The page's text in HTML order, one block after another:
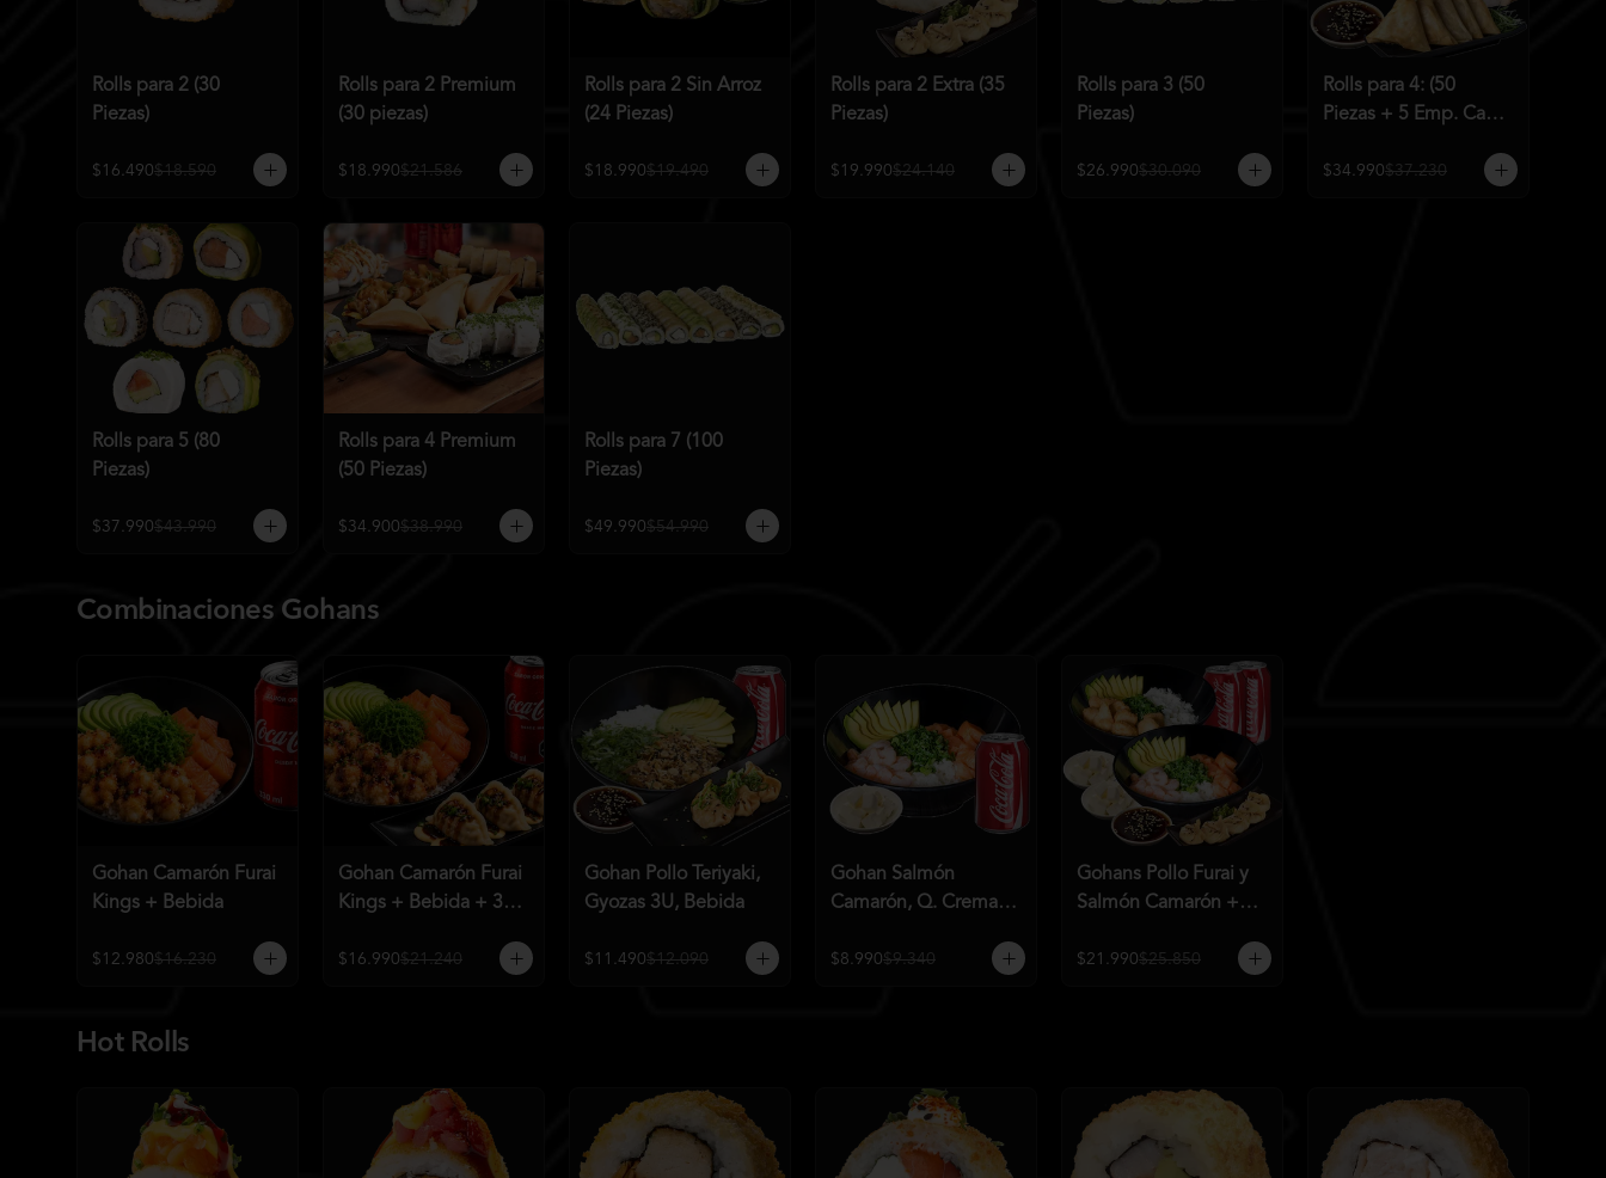
Rolls para 2 (30
Piezas)
$16.490$18.590
Rolls para 2 Premium
(30 piezas)
$18.990$21.586
Rolls para 2 Sin Arroz
(24 Piezas)
$18.990$19.490
Rolls para 2 Extra (35
Piezas)
$19.990$24.140
Rolls para 3 (50
Piezas)
$26.990$30.090
Rolls para 4: (50
Piezas + 5 Emp. Cam
$34.990$37.230
Rolls para 5 (80
Piezas)
$37.990$43.990
Rolls para 4 Premium
(50 Piezas)
$34.900$38.990
Rolls para 7 (100
Piezas)
$49.990$54.990
Combinaciones Gohans
Gohan Camarón Furai
Kings + Bebida
$12.980$16.230
Gohan Camarón Furai
Kings + Bebida + 3
Nikkei
$16.990$21.240
Gohan Pollo Teriyaki,
Gyozas 3U, Bebida
$11.490$12.090
Gohan Salmón
Camarón, Q. Crema,
$8.990$9.340
Gohans Pollo Furai y
Salmón Camarón +
$21.990$25.850
Hot Rolls